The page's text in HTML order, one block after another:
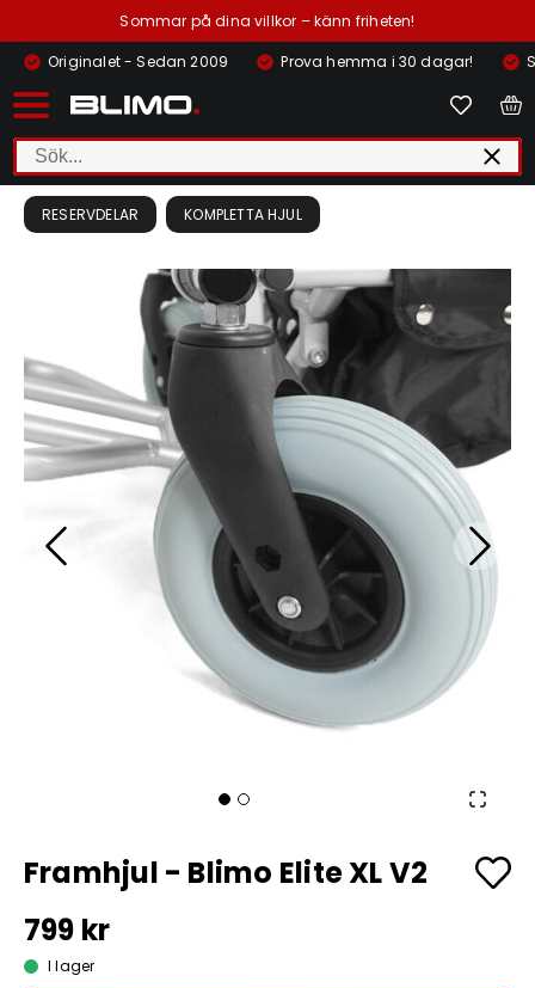
Sommar på dina villkor – känn friheten!
Originalet - Sedan 2009
Prova hemma i 30 dagar!
RESERVDELAR KOMPLETTA HJUL
Framhjul - Blimo Elite XL V2
799 kr
I lager